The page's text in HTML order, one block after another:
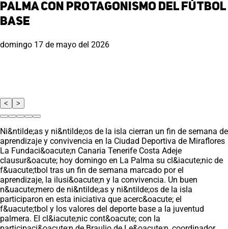
Palma con protagonismo del fútbol
base
domingo 17 de mayo del 2026
< >
Ni&ntilde;as y ni&ntilde;os de la isla cierran un fin de semana de
aprendizaje y convivencia en la Ciudad Deportiva de Miraflores
La Fundaci&oacute;n Canaria Tenerife Costa Adeje
clausur&oacute; hoy domingo en La Palma su cl&iacute;nic de
f&uacute;tbol tras un fin de semana marcado por el
aprendizaje, la ilusi&oacute;n y la convivencia. Un buen
n&uacute;mero de ni&ntilde;as y ni&ntilde;os de la isla
participaron en esta iniciativa que acerc&oacute; el
f&uacute;tbol y los valores del deporte base a la juventud
palmera. El cl&iacute;nic cont&oacute; con la